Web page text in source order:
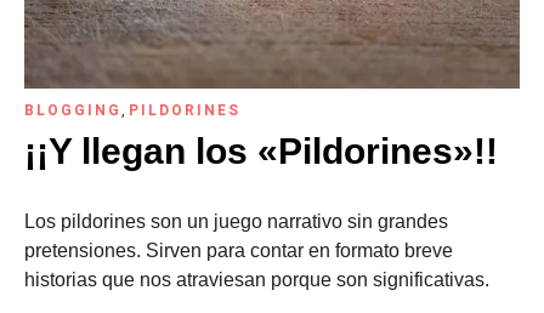
BLOGGING , PILDORINES
¡¡Y llegan los «Pildorines»!!
Los pildorines son un juego narrativo sin grandes
pretensiones. Sirven para contar en formato breve
historias que nos atraviesan porque son significativas.